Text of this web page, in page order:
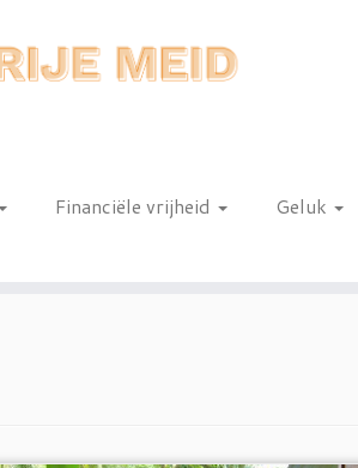
Financiële vrijheid Geluk